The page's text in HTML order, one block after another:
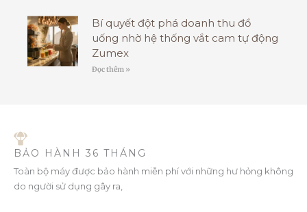
Bí quyết đột phá doanh thu đồ
uống nhờ hệ thống vắt cam tự động
Zumex
Đọc thêm »
BẢO HÀNH 36 THÁNG
Toàn bộ máy được bảo hành miễn phí với những hư hỏng không
do người sử dụng gây ra,